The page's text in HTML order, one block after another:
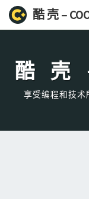
酷 壳 –
酷
享受编程和技